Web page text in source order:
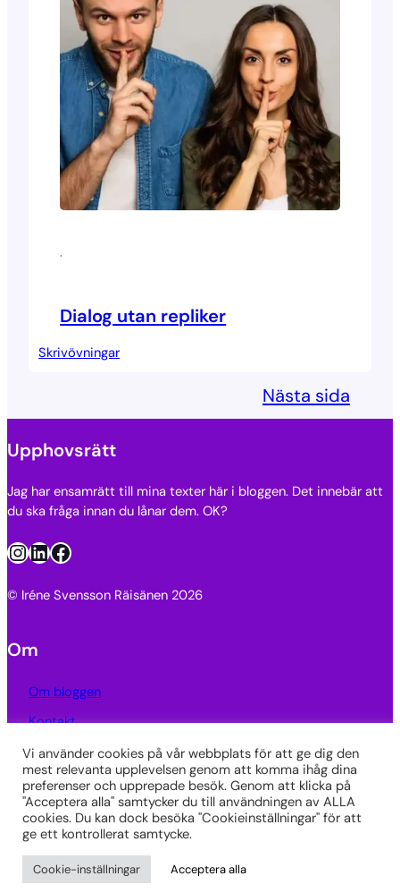
·
Dialog utan repliker
Skrivövningar
Nästa sida
Upphovsrätt
Jag har ensamrätt till mina texter här i bloggen. Det innebär att
du ska fråga innan du lånar dem. OK?
InstagramLinkedIn Facebook
© Iréne Svensson Räisänen 2026
Om
Om bloggen
Kontakt
Integritetspolicy
Länkar
SkrivarSidan
Poeter.se
Vi använder cookies på vår webbplats för att ge dig den
mest relevanta upplevelsen genom att komma ihåg dina
preferenser och upprepade besök. Genom att klicka på
"Acceptera alla" samtycker du till användningen av ALLA
cookies. Du kan dock besöka "Cookieinställningar" för att
ge ett kontrollerat samtycke.
Cookie-inställningar Acceptera alla